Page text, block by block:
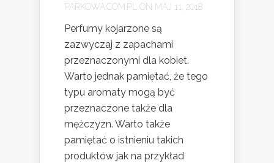
PARKOWA.COM.PL
ON MAJ 11, 2018
Perfumy kojarzone są
zazwyczaj z zapachami
przeznaczonymi dla kobiet.
Warto jednak pamiętać, że tego
typu aromaty mogą być
przeznaczone także dla
mężczyzn. Warto także
pamiętać o istnieniu takich
produktów jak na przykład